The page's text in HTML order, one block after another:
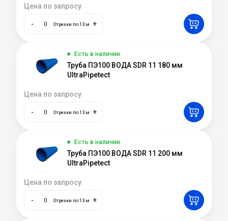
Цена по запросу
- Отрезки по 13 м +
Есть в наличии
Труба ПЭ100 ВОДА SDR 11 180 мм
UltraPipetect
Цена по запросу
- Отрезки по 13 м +
Есть в наличии
Труба ПЭ100 ВОДА SDR 11 200 мм
UltraPipetect
Цена по запросу
- Отрезки по 13 м +